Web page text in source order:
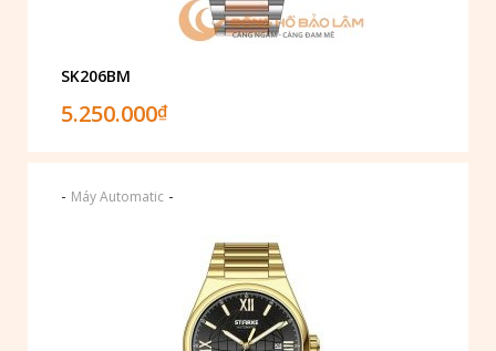
SK206BM
5.250.000₫
- Máy Automatic -